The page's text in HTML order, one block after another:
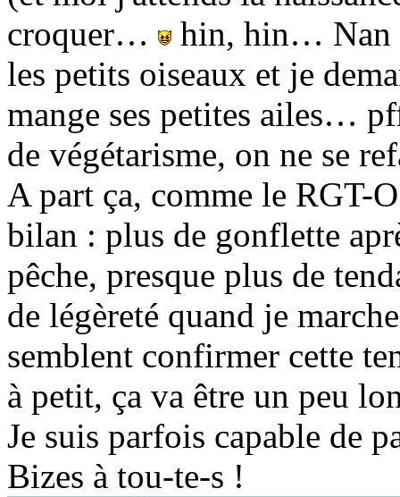
croquer…
hin, hin… Nan
les petits oiseaux et je
mange ses petites ailes…
de végétarisme, on ne se
A part ça, comme le RGT-
bilan : plus de gonflette
pêche, presque plus de
de légèreté quand je
semblent confirmer cette
à petit, ça va être un peu
Je suis parfois capable de
Bizes à tou-te-s !